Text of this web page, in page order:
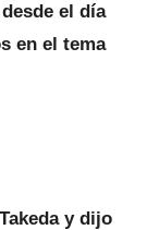
desde el día
en el tema
y dijo